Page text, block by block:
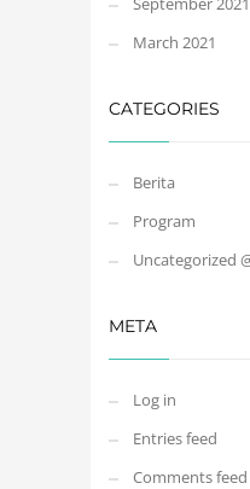
March 2021
CATEGORIES
Berita
Program
Uncategorized
META
Log in
Entries feed
Comments feed